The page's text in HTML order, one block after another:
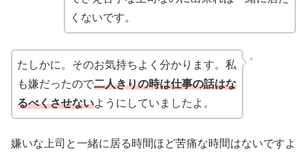
くないです。
たしかに。そのお気持ちよく分かります。私
も嫌だったので二人きりの時は仕事の話はな
るべくさせないようにしていましたよ。
嫌いな上司と一緒に居る時間ほど苦痛な時間はないですよ